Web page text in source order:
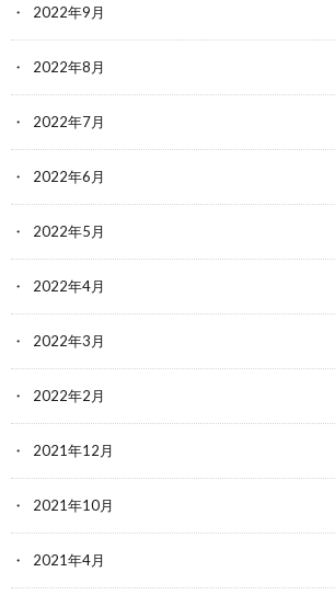
2022年9月
2022年8月
2022年7月
2022年6月
2022年5月
2022年4月
2022年3月
2022年2月
2021年12月
2021年10月
2021年4月